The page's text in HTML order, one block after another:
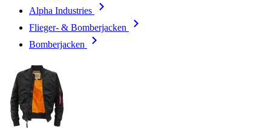
Alpha Industries
Flieger- & Bomberjacken
Bomberjacken